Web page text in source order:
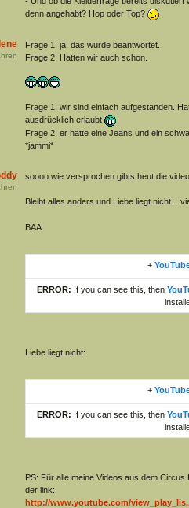
denn angehabt? Hop oder Top?
Frage 1: ja, das wurde beantwortet.
Frage 2: Hatten wir auch schon.
Frage 1: wir sind einfach aufgestanden.
ausdrücklich erlaubt
Frage 2: er hatte eine Jeans und ein
*jammi*
soooo wie versprochen gibts heut die
Bleibt alles anders und Liebe liegt nicht...
BAA:
+
ERROR: If you can see this, then
Liebe liegt nicht:
+
ERROR: If you can see this, then
PS: Für alle meine Videos aus dem Circus
der link:
http://www.youtube.com/